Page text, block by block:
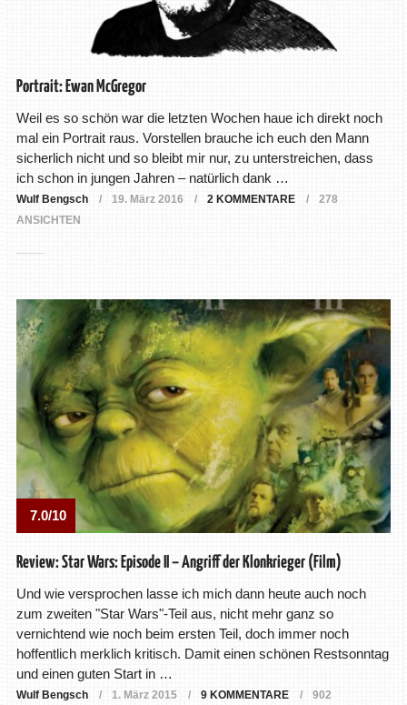
Portrait: Ewan McGregor
Weil es so schön war die letzten Wochen haue ich direkt noch
mal ein Portrait raus. Vorstellen brauche ich euch den Mann
sicherlich nicht und so bleibt mir nur, zu unterstreichen, dass
ich schon in jungen Jahren – natürlich dank …
Wulf Bengsch 19. März 2016 2 KOMMENTARE
278
ANSICHTEN
7.0/10
Review: Star Wars: Episode II – Angriff der Klonkrieger (Film)
Und wie versprochen lasse ich mich dann heute auch noch
zum zweiten "Star Wars"-Teil aus, nicht mehr ganz so
vernichtend wie noch beim ersten Teil, doch immer noch
hoffentlich merklich kritisch. Damit einen schönen Restsonntag
und einen guten Start in …
Wulf Bengsch 1. März 2015 9 KOMMENTARE
902